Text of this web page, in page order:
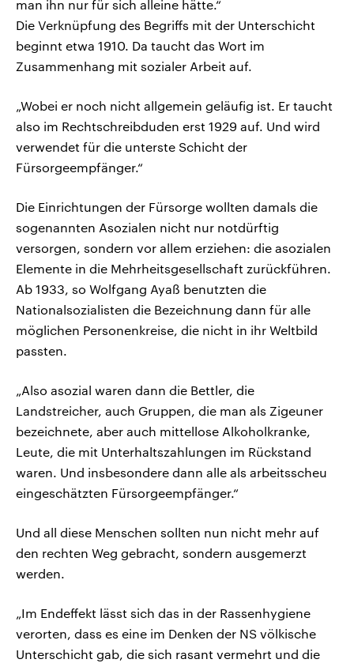
man ihn nur für sich alleine hätte.“
Die Verknüpfung des Begriffs mit der Unterschicht
beginnt etwa 1910. Da taucht das Wort im
Zusammenhang mit sozialer Arbeit auf.
„Wobei er noch nicht allgemein geläufig ist. Er taucht
also im Rechtschreibduden erst 1929 auf. Und wird
verwendet für die unterste Schicht der
Fürsorgeempfänger.“
Die Einrichtungen der Fürsorge wollten damals die
sogenannten Asozialen nicht nur notdürftig
versorgen, sondern vor allem erziehen: die asozialen
Elemente in die Mehrheitsgesellschaft zurückführen.
Ab 1933, so Wolfgang Ayaß benutzten die
Nationalsozialisten die Bezeichnung dann für alle
möglichen Personenkreise, die nicht in ihr Weltbild
passten.
„Also asozial waren dann die Bettler, die
Landstreicher, auch Gruppen, die man als Zigeuner
bezeichnete, aber auch mittellose Alkoholkranke,
Leute, die mit Unterhaltszahlungen im Rückstand
waren. Und insbesondere dann alle als arbeitsscheu
eingeschätzten Fürsorgeempfänger.“
Und all diese Menschen sollten nun nicht mehr auf
den rechten Weg gebracht, sondern ausgemerzt
werden.
„Im Endeffekt lässt sich das in der Rassenhygiene
verorten, dass es eine im Denken der NS völkische
Unterschicht gab, die sich rasant vermehrt und die